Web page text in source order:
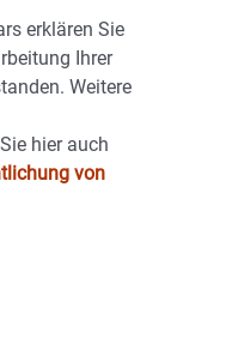
erklären Sie
Ihrer
Weitere
hier auch
von